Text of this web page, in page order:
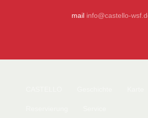
mail info@castello-